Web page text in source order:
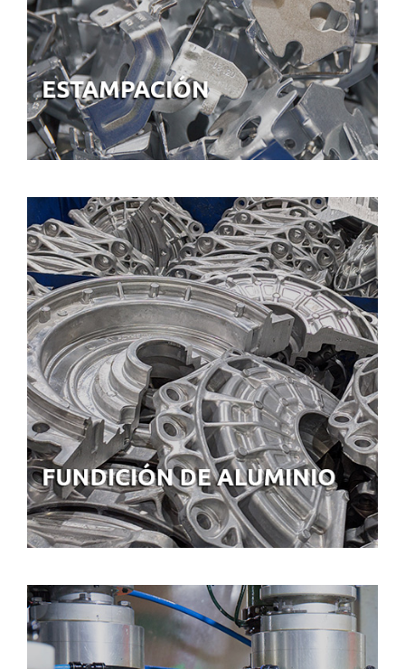
FUNDICIÓN DE ALUMINIO